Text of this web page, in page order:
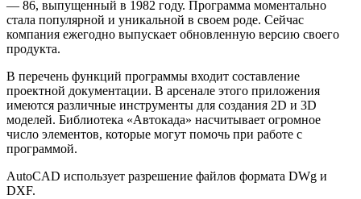
— 86, выпущенный в 1982 году. Программа моментально
стала популярной и уникальной в своем роде. Сейчас
компания ежегодно выпускает обновленную версию своего
продукта.
В перечень функций программы входит составление
проектной документации. В арсенале этого приложения
имеются различные инструменты для создания 2D и 3D
моделей. Библиотека «Автокада» насчитывает огромное
число элементов, которые могут помочь при работе с
программой.
AutoCAD использует разрешение файлов формата DWg и
DXF.